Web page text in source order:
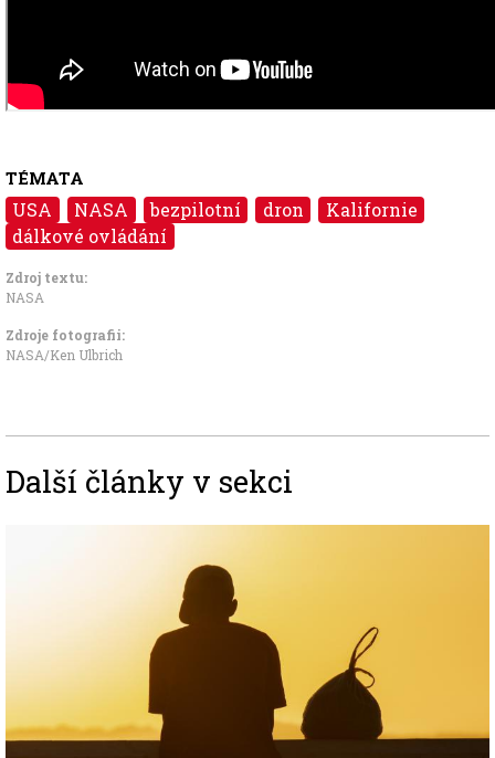
TÉMATA
USA NASA bezpilotní dron
Kalifornie
dálkové ovládání
Zdroj textu:
NASA
Zdroje fotografii:
NASA/Ken Ulbrich
Další články v sekci